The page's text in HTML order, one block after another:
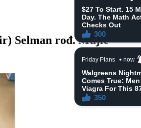
Selman rođ. Mujić